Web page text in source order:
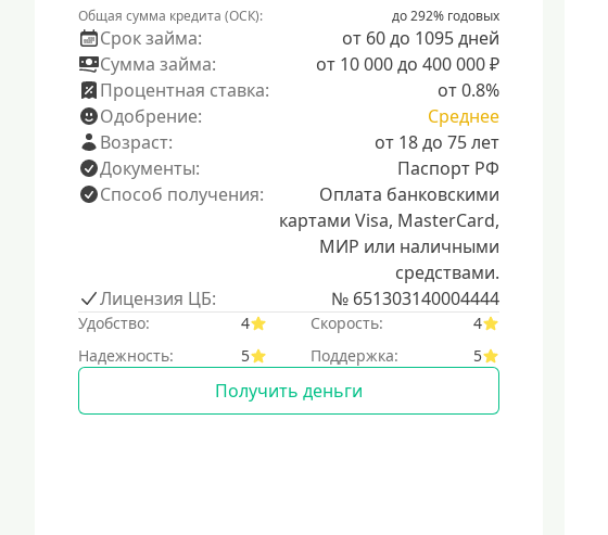
Общая сумма кредита (ОСК): до 292% годовых
Срок займа:
от 60 до 1095 дней
Сумма займа:
от 10 000 до 400 000 ₽
Процентная ставка:
от 0.8%
Одобрение:
Среднее
Возраст:
от 18 до 75 лет
Документы:
Паспорт РФ
Способ получения:
Оплата банковскими
картами Visa, MasterCard,
МИР или наличными
средствами.
Лицензия ЦБ:
№ 651303140004444
Удобство: 4 Скорость:
4
Надежность:
5 Поддержка: 5
Получить деньги